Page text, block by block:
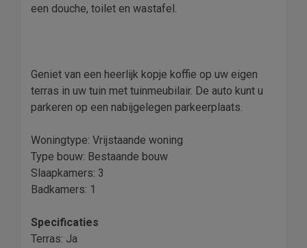
een douche, toilet en wastafel.
Geniet van een heerlijk kopje koffie op uw eigen
terras in uw tuin met tuinmeubilair. De auto kunt u
parkeren op een nabijgelegen parkeerplaats.
Woningtype: Vrijstaande woning
Type bouw: Bestaande bouw
Slaapkamers: 3
Badkamers: 1
Specificaties
Terras: Ja